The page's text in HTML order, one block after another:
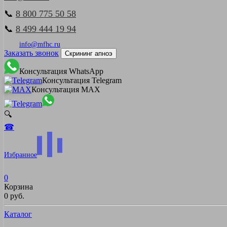
📞 8 800 775 50 58
📞 8 499 444 19 94
info@mfhc.ru
Заказать звонок Скрининг апноэ
Консультация WhatsApp
Консультация Telegram
Консультация MAX
🔍
☎
Избранное
0
Корзина
0 руб.
Каталог